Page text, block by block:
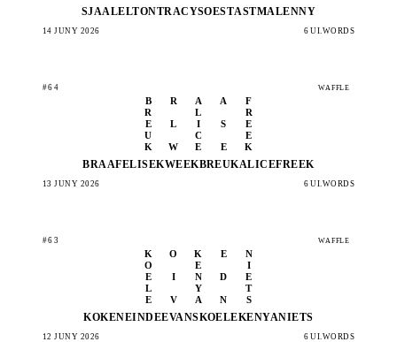
SJAALELTONTRACYSOESTASTMALENNY
14 JUNY 2026 6 UI.WORDS
#64 WAFFLE
B R A A
F
R
L
R
E
L I S
E
U
C
E
K
W E E K
BRAAFELISEKWEEKBREUKALICEFREEK
13 JUNY 2026 6 UI.WORDS
#63 WAFFLE
K O K E
N
O
E
I
E
I N D
E
L
Y
T
E
V A N S
KOKENEINDEEVANSKOELEKENYANIETS
12 JUNY 2026 6 UI.WORDS